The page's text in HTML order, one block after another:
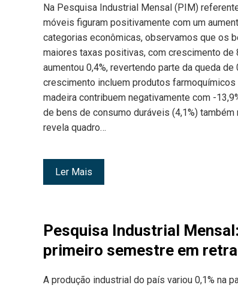
Na Pesquisa Industrial Mensal (PIM)
móveis figuram positivamente com um
categorias econômicas, observamos que os
maiores taxas positivas, com crescimento de
aumentou 0,4%, revertendo parte da queda
crescimento incluem produtos
madeira contribuem negativamente com -
de bens de consumo duráveis (4,1%)
revela quadro…
Ler Mais
Pesquisa Industrial
primeiro semestre em
A produção industrial do país variou 0,1% na